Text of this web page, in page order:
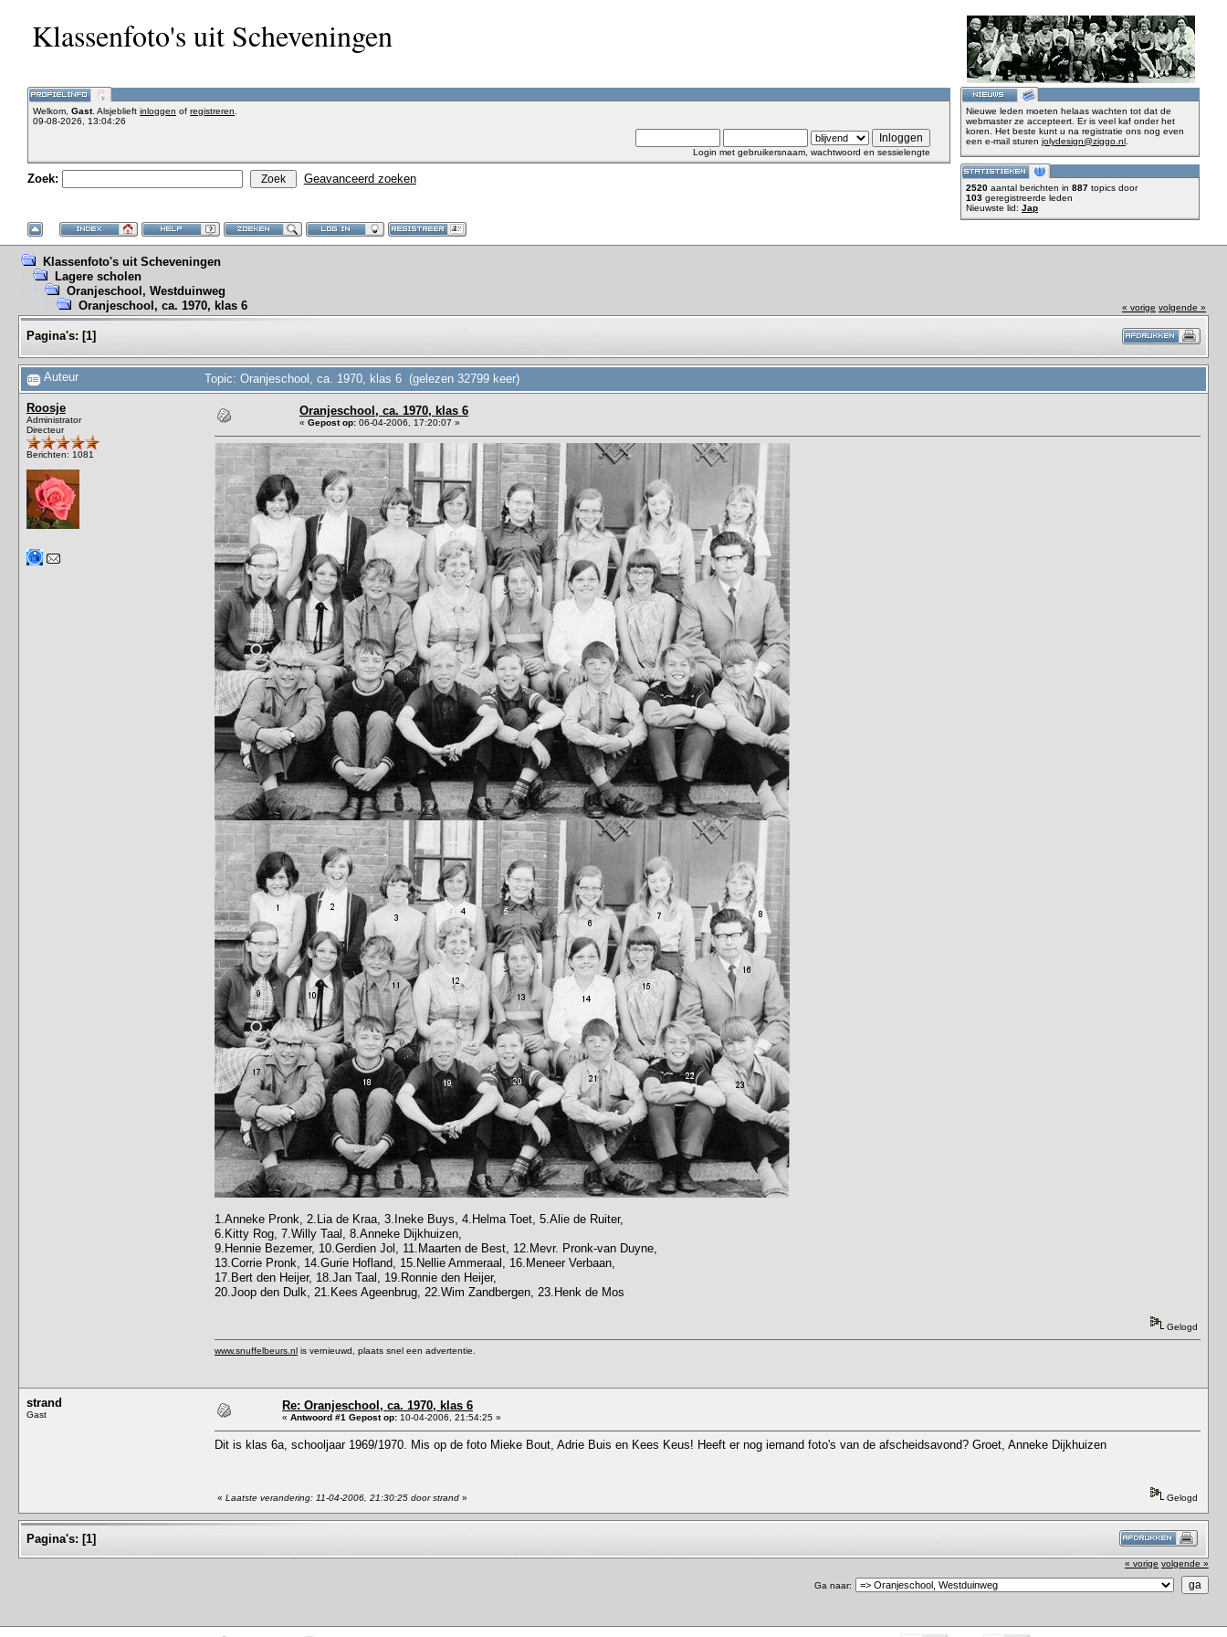
Klassenfoto's uit Scheveningen
Welkom, Gast. Alsjeblieft inloggen of registreren
09-08-2026, 13:04:26
Login met gebruikersnaam, wachtwoord en sessielengte
Zoek: Geavanceerd zoeken
Nieuwe leden moeten helaas wachten tot dat de
webmaster ze accepteert. Er is veel kaf onder het
koren. Het beste kunt u na registratie ons nog even
een e-mail sturen jolydesign@ziggo.nl
2520 aantal berichten in 887 topics door
103 geregistreerde leden
Nieuwste lid: Jap
Klassenfoto's uit Scheveningen
Lagere scholen
Oranjeschool, Westduinweg
Oranjeschool, ca. 1970, klas 6
« vorige volgende »
Pagina's: [1]
Auteur Topic: Oranjeschool, ca. 1970, klas 6 (gelezen 32799 keer)
Roosje
Administrator
Directeur
Berichten: 1081
Oranjeschool, ca. 1970, klas 6
« Gepost op: 06-04-2006, 17:20:07 »
1.Anneke Pronk, 2.Lia de Kraa, 3.Ineke Buys, 4.Helma Toet, 5.Alie de Ruiter,
6.Kitty Rog, 7.Willy Taal, 8.Anneke Dijkhuizen,
9.Hennie Bezemer, 10.Gerdien Jol, 11.Maarten de Best, 12.Mevr. Pronk-van Duyne,
13.Corrie Pronk, 14.Gurie Hofland, 15.Nellie Ammeraal, 16.Meneer Verbaan,
17.Bert den Heijer, 18.Jan Taal, 19.Ronnie den Heijer,
20.Joop den Dulk, 21.Kees Ageenbrug, 22.Wim Zandbergen, 23.Henk de Mos
Gelogd
www.snuffelbeurs.nl is vernieuwd, plaats snel een advertentie.
strand
Gast
Re: Oranjeschool, ca. 1970, klas 6
« Antwoord #1 Gepost op: 10-04-2006, 21:54:25 »
Dit is klas 6a, schooljaar 1969/1970. Mis op de foto Mieke Bout, Adrie Buis en Kees Keus! Heeft er nog iemand foto's van de afscheidsavond? Groet, Anneke Dijkhuizen
« Laatste verandering: 11-04-2006, 21:30:25 door strand » Gelogd
Pagina's: [1]
« vorige volgende »
Ga naar: